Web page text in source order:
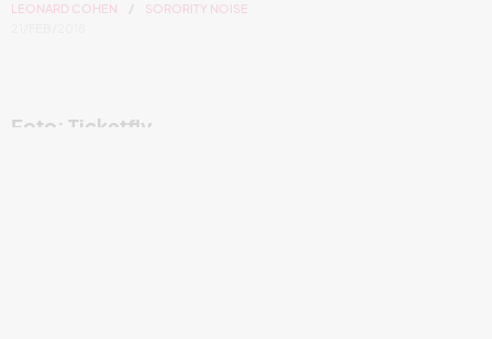
LEONARD COHEN
SORORITY NOISE
Foto: Ticketfly